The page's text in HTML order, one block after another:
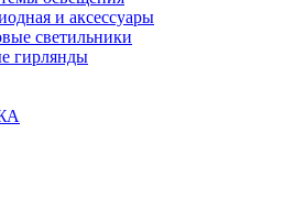
и аксессуары
светильники
гирлянды